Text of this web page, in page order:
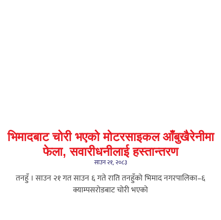
भिमादबाट चोरी भएको मोटरसाइकल आँबुखैरेनीमा
फेला, सवारीधनीलाई हस्तान्तरण
साउन २१, २०८३
तनहुँ । साउन २१ गत साउन ६ गते राति तनहुँको भिमाद नगरपालिका–६
क्याम्पसरोडबाट चोरी भएको